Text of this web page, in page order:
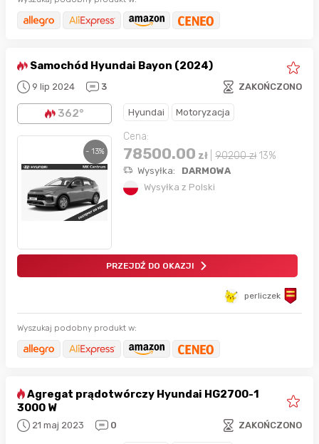
Samochód Hyundai Bayon (2024)
9 lip 2024 3 ZAKOŃCZONO
362° Hyundai Motoryzacja
- 13%
Cena:
78500.00 zł 90200zł 13%
Wysyłka:
DARMOWA
Wysyłka z Polski
PRZEJDŹ DO OKAZJI
perliczek
Wyszukaj podobny produkt w:
Agregat prądotwórczy Hyundai HG2700-1
3000 W
21 maj 2023 0 ZAKOŃCZONO